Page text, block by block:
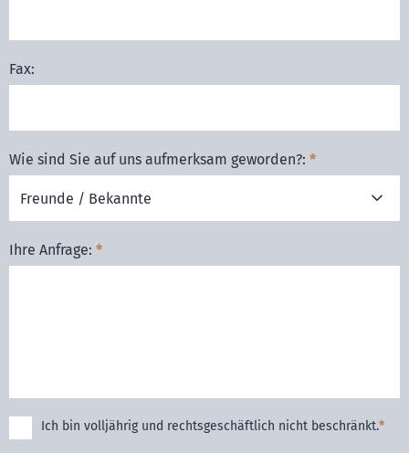
Fax:
Wie sind Sie auf uns aufmerksam geworden?: *
Ihre Anfrage: *
Ich bin volljährig und rechtsgeschäftlich nicht beschränkt.*